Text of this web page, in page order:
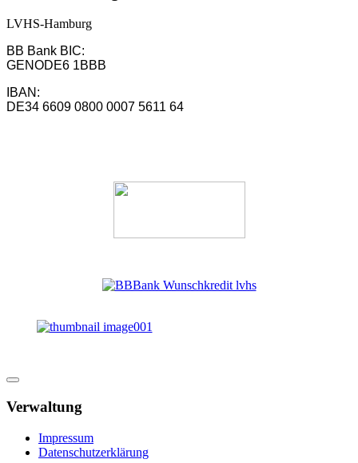
LVHS-Hamburg
BB Bank BIC:
GENODE6 1BBB
IBAN:
DE34 6609 0800 0007 5611 64
Verwaltung
Impressum
Datenschutzerklärung